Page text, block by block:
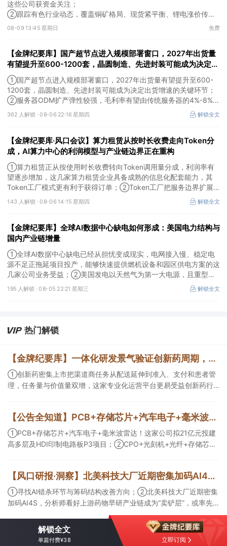
这些公司获资金关注；
②跟踪有色行业动态，覆盖铜矿格局、现货紧平衡、锂电涨价传导
等线索，Ta们股价持续走高。
08-09 13:45 星期日 免费
【金牌纪要库】国产超节点进入规模部署窗口，2027年出货量
有望提升至600-1200套，晶圆制造、先进封装可能成为决定出
货增速的关键环节
①国产超节点进入规模部署窗口，2027年出货量有望提升至600-
1200套，晶圆制造、先进封装可能成为决定出货增速的关键环节；
②服务器ODM扩产弹性较强，毛利率有望由传统服务器的4%-8%提
升至10%-15%，这两家公司占据整机市场的核心份额；③国产交换
芯片已经由送样验证逐步进入小批量应用，中低速率产品替代有望加
362 人解锁 ·08-06 22:16 星期四 解锁全文
【金牌纪要库·风口会议】算力租赁从按时长收费走向Token分
成，AI算力中心的利润模型与产业链边界正在重构
①算力租赁正从按使用时长收费转向Token调用量分成，利润率有
望逐步增加，这几家算力租赁企业具备成熟的信息化配套能力，其
Token工厂模式更有利于获得订单；②Token工厂把服务边界扩展
至调度、模型适配、计费和安全，这类具备网络安全配套和底层模型
适配业务的企业也会受益Token工厂建设；③高端训练卡仍受供给
143 人解锁 ·08-06 14:15 星期四 解锁全文
【金牌纪要库】全球AI数据中心缺电如何形成：美国电力结构与
国内产业链增量
①全球AI数据中心缺电已经从担忧变成现实，电网接入慢、稳定电
源不足正拖延项目投产，能够快速提供燃机设备和园区供电方案的这
几家公司业务受益；②美国发电以天然气为第一大电源，且重型燃
机更适合规模较大、持续运行的数据中心园区，透平叶片为上游主要
卡产能环节，这家国内公司已与国外燃机巨头签署多年供货协议；
195 人解锁 ·08-05 22:21 星期三 解锁全文
热门解锁
【金牌纪要库】一体化研发景气验证创新药周期，商业渠道与AI科研设备同步扩容
①创新药密集上市把渠道商任务从配送延伸到准入、支付和患者管
理，任务量与价值量双增，这家专业化运营平台更易受益创新药行
研发会带动数据生产与分析设备、生物工艺与制药装备等需求，管
线推进后这一类企业会随产业节奏随后受益。
【公告全知道】PCB+存储芯片+汽车电子+毫米波雷达！公司拟21亿元投建高多层及HDI印制电路板P3项目
①PCB+存储芯片+汽车电子+毫米波雷达！这家公司拟21亿元投建
高多层及HDI印制电路板P3项目；②CPO+光刻机+光纤+存储芯
纯六氟化钨量产。
【风口研报·洞察】北美科技大厂近期密集加码AI4S，分析师看好上游药物早研产业链成为“卖铲层”，或率先受益于模型训练带来的需求井喷；寻找AI错杀环节与筹码结构改善方向
①寻找AI错杀环节与筹码结构改善方向；②北美科技大厂近期密集
加码AI4S，分析师看好上游药物早研产业链成为“卖铲层”，或率先
受益于模型训练带来的需求井喷；③今日全市场机构研报共发布
334篇，九安医疗评级得到上调，28家公司获得首度覆盖，其中欧
圣电气、思瑞浦获新财富分析师深度覆盖；④在个股机构关注度排
解锁全文
单篇付费¥38 立即订阅